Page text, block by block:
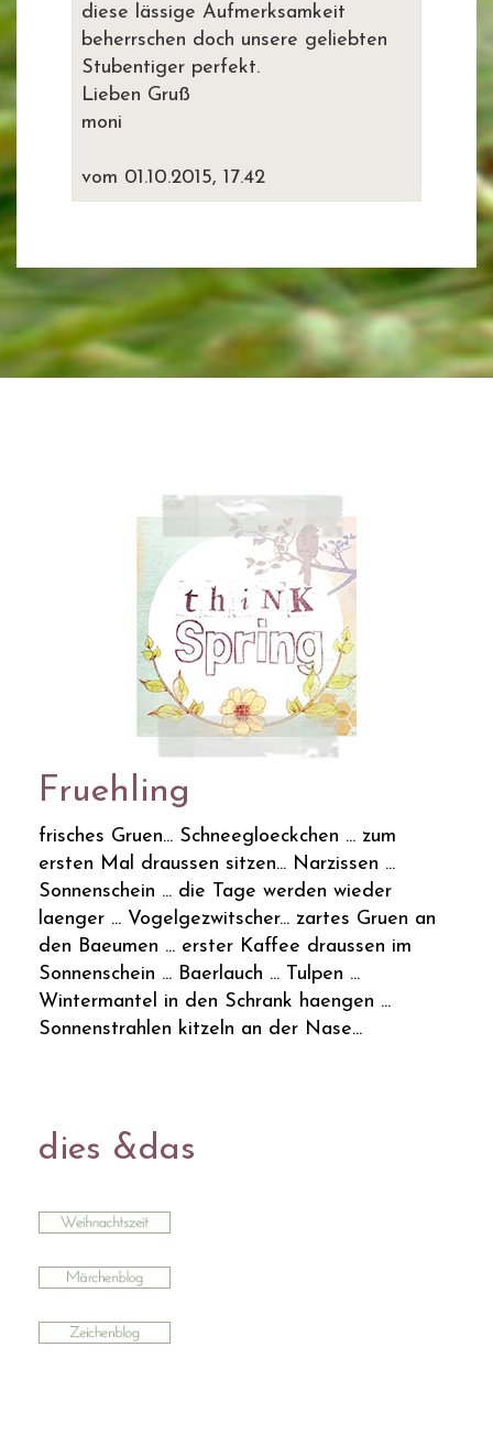
diese lässige Aufmerksamkeit
beherrschen doch unsere geliebten
Stubentiger perfekt.
Lieben Gruß
moni
vom 01.10.2015, 17.42
Fruehling
frisches Gruen... Schneegloeckchen ... zum
ersten Mal draussen sitzen... Narzissen ...
Sonnenschein ... die Tage werden wieder
laenger ... Vogelgezwitscher... zartes Gruen an
den Baeumen ... erster Kaffee draussen im
Sonnenschein ... Baerlauch ... Tulpen ...
Wintermantel in den Schrank haengen ...
Sonnenstrahlen kitzeln an der Nase...
dies &das